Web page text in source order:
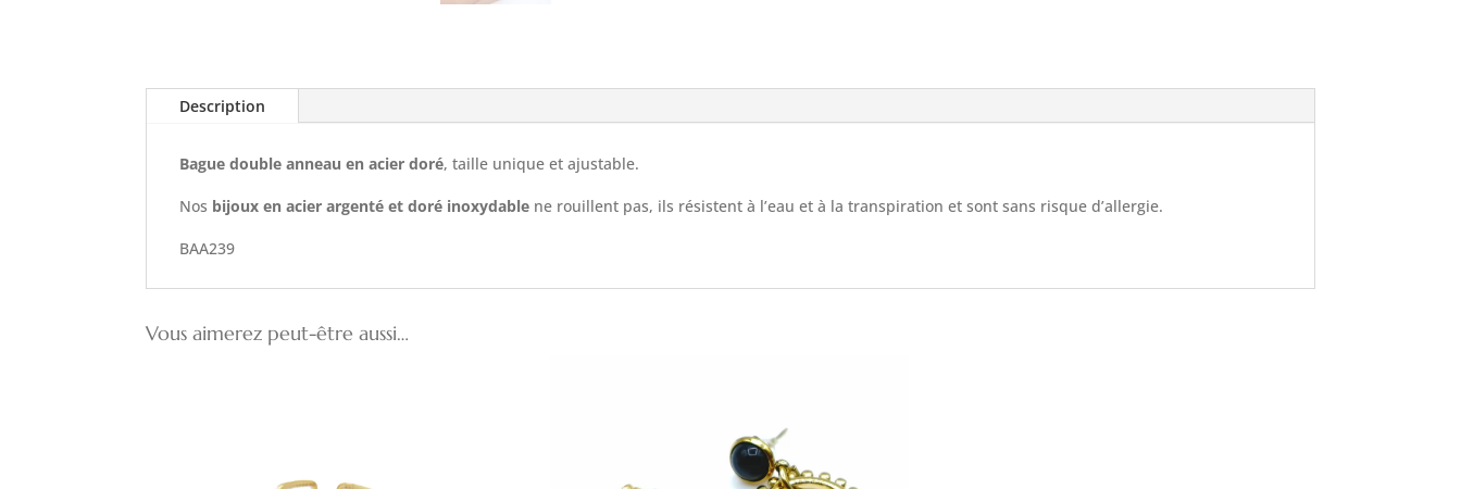
Description
Bague double anneau en acier doré, taille unique et ajustable.
Nos bijoux en acier argenté et doré inoxydable ne rouillent pas, ils résistent à l’eau et à la transpiration et sont sans risque d’allergie.
BAA239
Vous aimerez peut-être aussi…